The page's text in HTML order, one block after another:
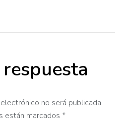
no será publicada.
están marcados *